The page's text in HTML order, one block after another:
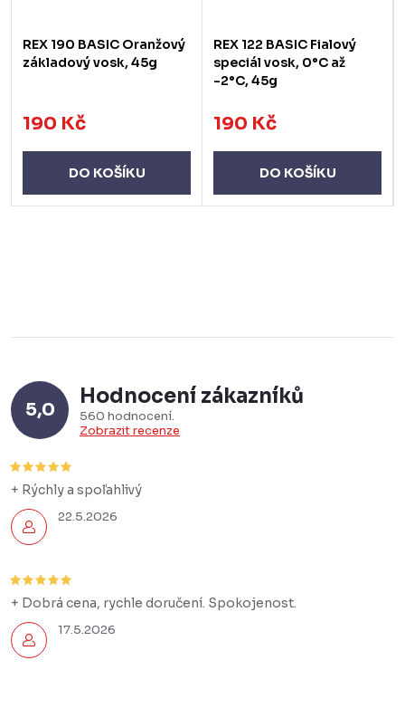
REX 190 BASIC Oranžový
základový vosk, 45g
190 Kč
DO KOŠÍKU
REX 122 BASIC Fialový
speciál vosk, 0°C až
-2°C, 45g
190 Kč
DO KOŠÍKU
5,0
Hodnocení zákazníků
560 hodnocení
Zobrazit recenze
22.5.2026
+ Rýchly a spoľahlivý
17.5.2026
+ Dobrá cena, rychle doručení. Spokojenost.